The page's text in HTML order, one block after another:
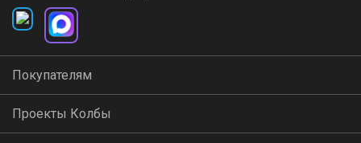
Покупателям
Проекты Колбы